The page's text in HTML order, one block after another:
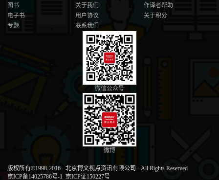
图书
电子书
专题
关于我们
用户协议
联系我们
作译者帮助
关于积分
微信公众号
微博
版权所有©1998-2016 · 北京博文视点资讯有限公司 · All Rights Reserved
京ICP备14025786号-1 京ICP证150227号